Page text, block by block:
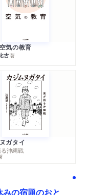
気の教育
古著
ガタイ
沖縄戦
の宿題のおと